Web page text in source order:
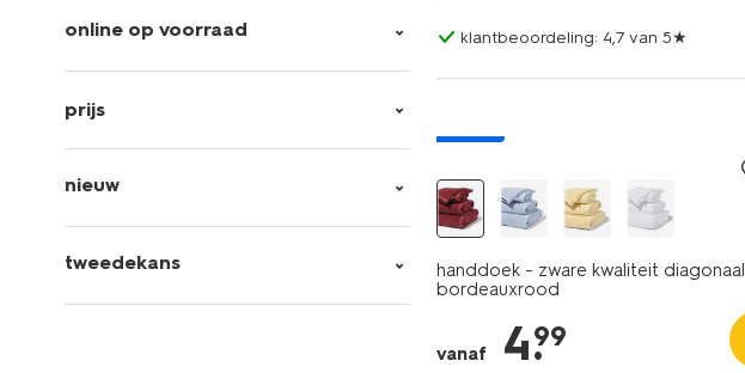
online op voorraad
prijs
nieuw
tweedekans
klantbeoordeling: 4,7 van 5★
handdoek - zware kwaliteit diagonaal
bordeauxrood
vanaf 4.
99